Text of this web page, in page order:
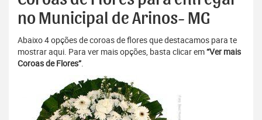
no Municipal de Arinos- MG
Abaixo 4 opções de coroas de flores que destacamos para te
mostrar aqui. Para ver mais opções, basta clicar em“Ver mais
Coroas de Flores”.